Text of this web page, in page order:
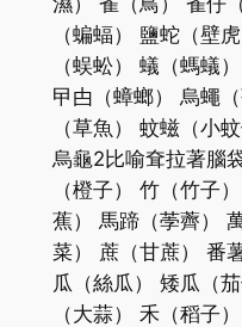
（蝙蝠） 鹽蛇（壁
（蜈蚣） 蟻（螞蟻
曱甴（蟑螂） 烏蠅
（草魚） 蚊螆（小
烏龜2比喻耷拉著腦
（橙子） 竹（竹子
蕉） 馬蹄（荸薺）
菜） 蔗（甘蔗） 番
瓜（絲瓜） 矮瓜（
（大蒜） 禾（稻子